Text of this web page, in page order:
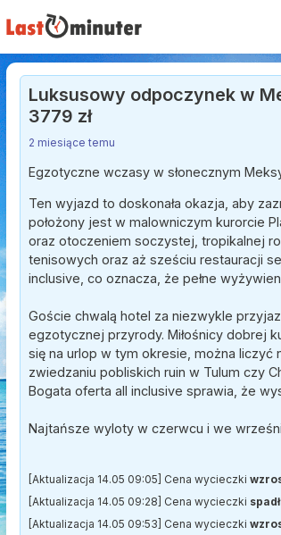
Luksusowy odpoczynek w
3779 zł
2 miesiące temu
Egzotyczne wczasy w słonecznym
Ten wyjazd to doskonała okazja, aby
położony jest w malowniczym kurorcie
oraz otoczeniem soczystej, tropikalnej
tenisowych oraz aż sześciu restauracji
inclusive, co oznacza, że pełne
Goście chwalą hotel za niezwykle
egzotycznej przyrody. Miłośnicy dobrej
się na urlop w tym okresie, można liczyć
zwiedzaniu pobliskich ruin w Tulum czy
Bogata oferta all inclusive sprawia, że
Najtańsze wyloty w czerwcu i we
[Aktualizacja 14.05 09:05] Cena wycieczki
[Aktualizacja 14.05 09:28] Cena wycieczki
[Aktualizacja 14.05 09:53] Cena wycieczki